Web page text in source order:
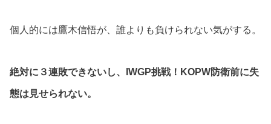
個人的には鷹木信悟が、誰よりも負けられない気がする。
絶対に３連敗できないし、IWGP挑戦！KOPW防衛前に失
態は見せられない。